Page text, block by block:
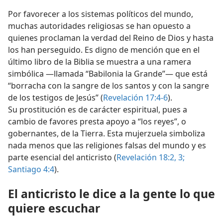
Por favorecer a los sistemas políticos del mundo,
muchas autoridades religiosas se han opuesto a
quienes proclaman la verdad del Reino de Dios y hasta
los han perseguido. Es digno de mención que en el
último libro de la Biblia se muestra a una ramera
simbólica —llamada “Babilonia la Grande”— que está
“borracha con la sangre de los santos y con la sangre
de los testigos de Jesús” (Revelación 17:4-6).
Su prostitución es de carácter espiritual, pues a
cambio de favores presta apoyo a “los reyes”, o
gobernantes, de la Tierra. Esta mujerzuela simboliza
nada menos que las religiones falsas del mundo y es
parte esencial del anticristo (Revelación 18:2, 3;
Santiago 4:4).
El anticristo le dice a la gente lo que
quiere escuchar